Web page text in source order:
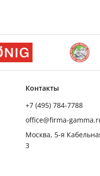
Контакты
+7 (495) 784-7788
office@firma-
Москва, 5-я
3